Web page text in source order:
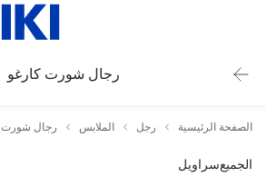
رجال شورت كارغو
الصفحة الرئيسية رجل الملابس رجال شورت
الجميعسراويل